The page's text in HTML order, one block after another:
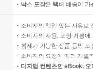
박스 포장은 택배 배송이
소비자의 책임 있는 사유로
소비자의 사용, 포장 개봉
복제가 가능한 상품 등의
소비자의 요청에 따라 개별
디지털 컨텐츠인 eBook,